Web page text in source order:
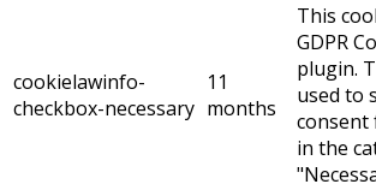
cookielawinfo-
checkbox-necessary
11
months
This
GDPR
plugin.
used to
consent
in the